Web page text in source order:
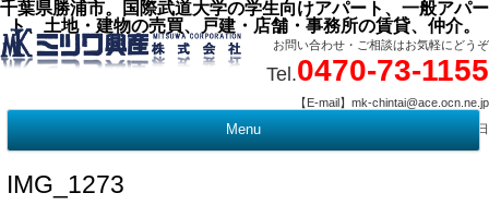
千葉県勝浦市。国際武道大学の学生向けアパート、一般アパー
ト、土地・建物の売買、戸建・店舗・事務所の賃貸、仲介。
お問い合わせ・ご相談はお気軽にどうぞ
Tel.0470-73-1155
【E-mail】mk-chintai@ace.ocn.ne.jp
【営業時間】09:00 ～ 17:15 【定 休 日】水曜・祭日
Menu
IMG_1273